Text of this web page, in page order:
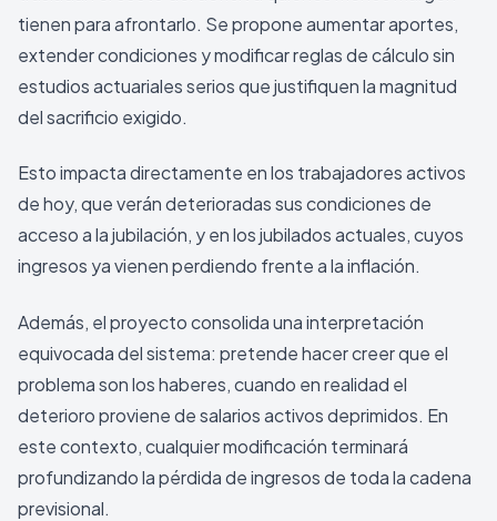
tienen para afrontarlo. Se propone aumentar aportes,
extender condiciones y modificar reglas de cálculo sin
estudios actuariales serios que justifiquen la magnitud
del sacrificio exigido.
Esto impacta directamente en los trabajadores activos
de hoy, que verán deterioradas sus condiciones de
acceso a la jubilación, y en los jubilados actuales, cuyos
ingresos ya vienen perdiendo frente a la inflación.
Además, el proyecto consolida una interpretación
equivocada del sistema: pretende hacer creer que el
problema son los haberes, cuando en realidad el
deterioro proviene de salarios activos deprimidos. En
este contexto, cualquier modificación terminará
profundizando la pérdida de ingresos de toda la cadena
previsional.